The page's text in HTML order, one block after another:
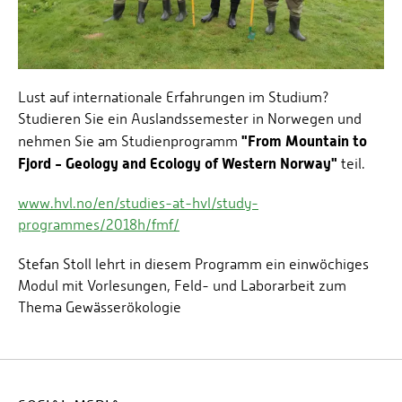
Lust auf internationale Erfahrungen im Studium?
Studieren Sie ein Auslandssemester in Norwegen und
nehmen Sie am Studienprogramm "From Mountain to
Fjord - Geology and Ecology of Western Norway" teil.
www.hvl.no/en/studies-at-hvl/study-
programmes/2018h/fmf/
Stefan Stoll lehrt in diesem Programm ein einwöchiges
Modul mit Vorlesungen, Feld- und Laborarbeit zum
Thema Gewässerökologie